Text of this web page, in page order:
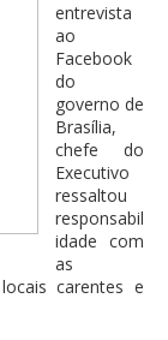
entrevista
ao
Facebook
do
governo de
Brasília,
chefe do
Executivo
ressaltou
responsabil
idade com
as
carentes e